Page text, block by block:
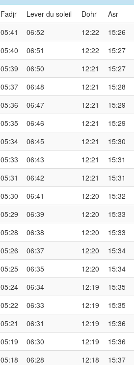
Fadjr Lever du soleil Dohr Asr
05:41 06:52 12:22 15:26
05:40 06:51 12:22 15:27
05:39 06:50 12:21 15:27
05:37 06:48 12:21 15:28
05:36 06:47 12:21 15:29
05:35 06:46 12:21 15:29
05:34 06:45 12:21 15:30
05:33 06:43 12:21 15:31
05:31 06:42 12:21 15:31
05:30 06:41 12:20 15:32
05:29 06:39 12:20 15:33
05:28 06:38 12:20 15:33
05:26 06:37 12:20 15:34
05:25 06:35 12:20 15:34
05:24 06:34 12:19 15:35
05:22 06:33 12:19 15:35
05:21 06:31 12:19 15:36
05:19 06:30 12:19 15:36
05:18 06:28 12:18 15:37